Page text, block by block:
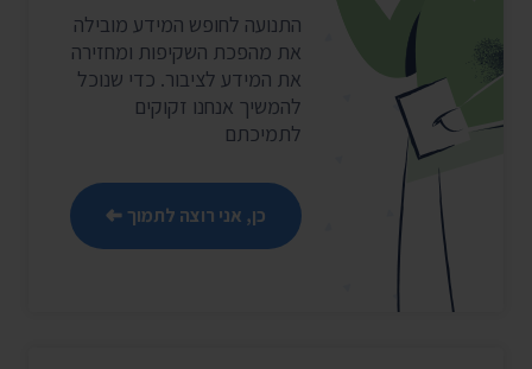
התנועה לחופש המידע מובילה
את מהפכת השקיפות ומחזירה
את המידע לציבור. כדי שנוכל
להמשיך אנחנו זקוקים
לתמיכתם
כן, אני רוצה לתמוך